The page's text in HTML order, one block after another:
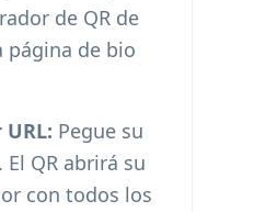
de QR de
página de bio
Pegue su
El QR abrirá su
con todos los